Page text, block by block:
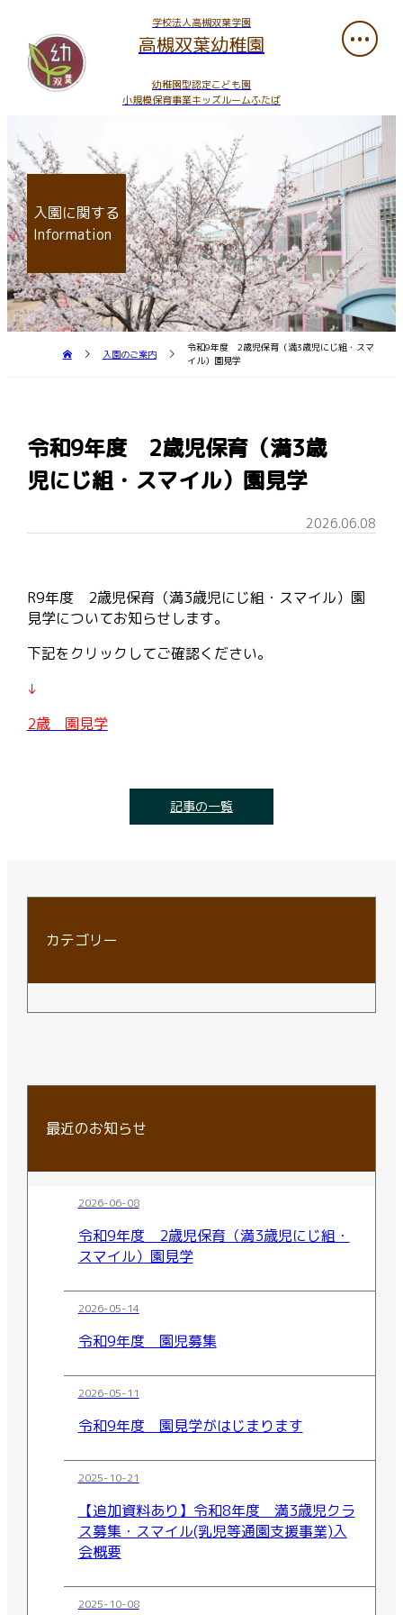
学校法人高槻双葉学園
高槻双葉幼稚園
幼稚園型認定こども園
小規模保育事業キッズルームふたば
入園に関する
Information
入園のご案内
令和9年度 2歳児保育（満3歳児にじ組・スマ
イル）園見学
令和9年度 2歳児保育（満3歳
児にじ組・スマイル）園見学
2026.06.08
R9年度 2歳児保育（満3歳児にじ組・スマイル）園
見学についてお知らせします。
下記をクリックしてご確認ください。
↓
2歳 園見学
記事の一覧
カテゴリー
最近のお知らせ
2026-06-08
令和9年度 2歳児保育（満3歳児にじ組・
スマイル）園見学
2026-05-14
令和9年度 園児募集
2026-05-11
令和9年度 園見学がはじまります
2025-10-21
【追加資料あり】令和8年度 満3歳児クラ
ス募集・スマイル(乳児等通園支援事業)入
会概要
2025-10-08